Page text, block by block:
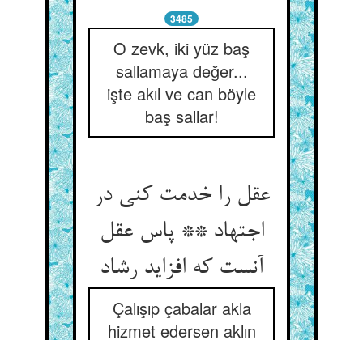
3485
O zevk, iki yüz baş
sallamaya değer...
işte akıl ve can böyle
baş sallar!
عقل را خدمت کنی در
اجتهاد ** پاس عقل
آنست که افزاید رشاد
Çalışıp çabalar akla
hizmet edersen aklın